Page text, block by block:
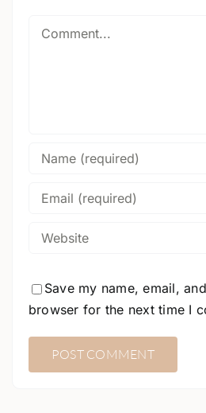
Save my name, email,
browser for the next time I